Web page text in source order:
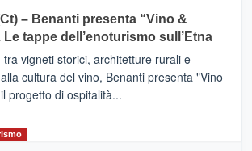
– Benanti presenta “Vino &
Le tappe dell’enoturismo sull’Etna
tra vigneti storici, architetture rurali e
cultura del vino, Benanti presenta "Vino
progetto di ospitalità...